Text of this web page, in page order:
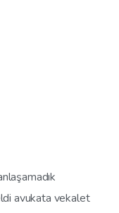
avukata vekalet